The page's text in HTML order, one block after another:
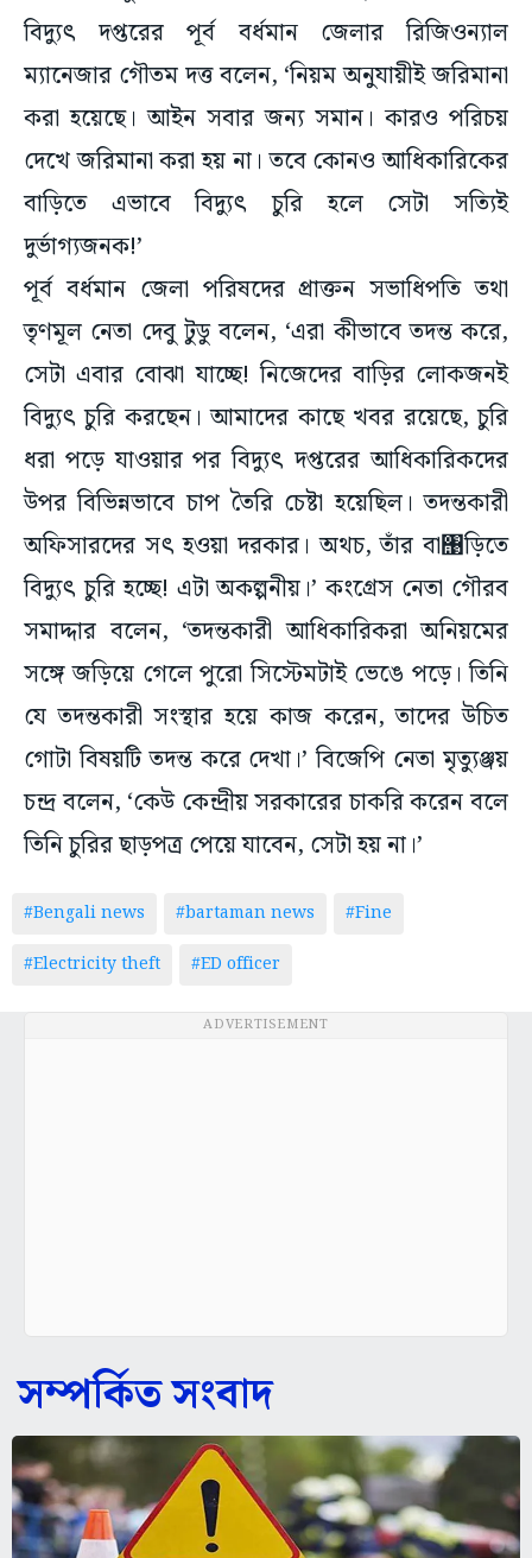
বিদ্যুৎ দপ্তরের পূর্ব বর্ধমান জেলার রিজিওন্যাল
ম্যানেজার গৌতম দত্ত বলেন, ‘নিয়ম অনুযায়ীই জরিমানা
করা হয়েছে। আইন সবার জন্য সমান। কারও পরিচয়
দেখে জরিমানা করা হয় না। তবে কোনও আধিকারিকের
বাড়িতে এভাবে বিদ্যুৎ চুরি হলে সেটা সত্যিই
দুর্ভাগ্যজনক!’
পূর্ব বর্ধমান জেলা পরিষদের প্রাক্তন সভাধিপতি তথা
তৃণমূল নেতা দেবু টুডু বলেন, ‘এরা কীভাবে তদন্ত করে,
সেটা এবার বোঝা যাচ্ছে! নিজেদের বাড়ির লোকজনই
বিদ্যুৎ চুরি করছেন। আমাদের কাছে খবর রয়েছে, চুরি
ধরা পড়ে যাওয়ার পর বিদ্যুৎ দপ্তরের আধিকারিকদের
উপর বিভিন্নভাবে চাপ তৈরি চেষ্টা হয়েছিল। তদন্তকারী
অফিসারদের সৎ হওয়া দরকার। অথচ, তাঁর বা‌঩ড়িতে
বিদ্যুৎ চুরি হচ্ছে! এটা অকল্পনীয়।’ কংগ্রেস নেতা গৌরব
সমাদ্দার বলেন, ‘তদন্তকারী আধিকারিকরা অনিয়মের
সঙ্গে জড়িয়ে গেলে পুরো সিস্টেমটাই ভেঙে পড়ে। তিনি
যে তদন্তকারী সংস্থার হয়ে কাজ করেন, তাদের উচিত
গোটা বিষয়টি তদন্ত করে দেখা।’ বিজেপি নেতা মৃত্যুঞ্জয়
চন্দ্র বলেন, ‘কেউ কেন্দ্রীয় সরকারের চাকরি করেন বলে
তিনি চুরির ছাড়পত্র পেয়ে যাবেন, সেটা হয় না।’
#Bengali news #bartaman news
#Fine
#Electricity theft
#ED officer
ADVERTISEMENT
সম্পর্কিত সংবাদ